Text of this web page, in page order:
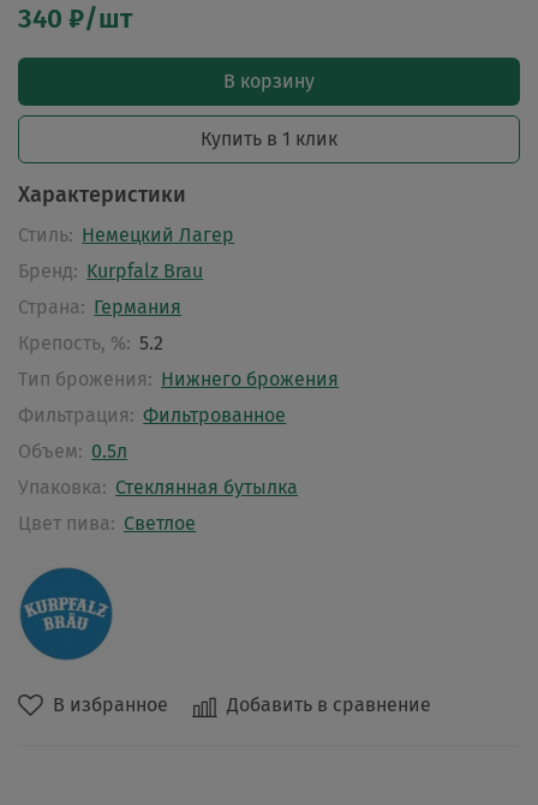
В избранное Добавить в сравнение
340 ₽/шт
В корзину
Купить в 1 клик
Характеристики
Стиль: Немецкий Лагер
Бренд: Kurpfalz Brau
Страна: Германия
Крепость, %: 5.2
Тип брожения: Нижнего брожения
Фильтрация: Фильтрованное
Объем: 0.5л
Упаковка: Стеклянная бутылка
Цвет пива: Светлое